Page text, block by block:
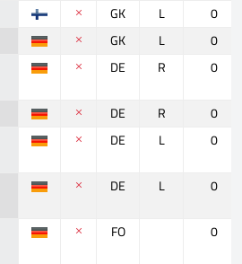
GK L
0
GK L
0
DE R
0
DE R
0
DE L
0
DE L
0
FO
0